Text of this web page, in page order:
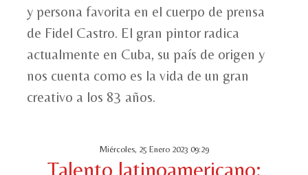
y persona favorita en el cuerpo de prensa
de Fidel Castro. El gran pintor radica
actualmente en Cuba, su país de origen y
nos cuenta como es la vida de un gran
creativo a los 83 años.
Miércoles, 25 Enero 2023 09:29
Talento latinoamericano: